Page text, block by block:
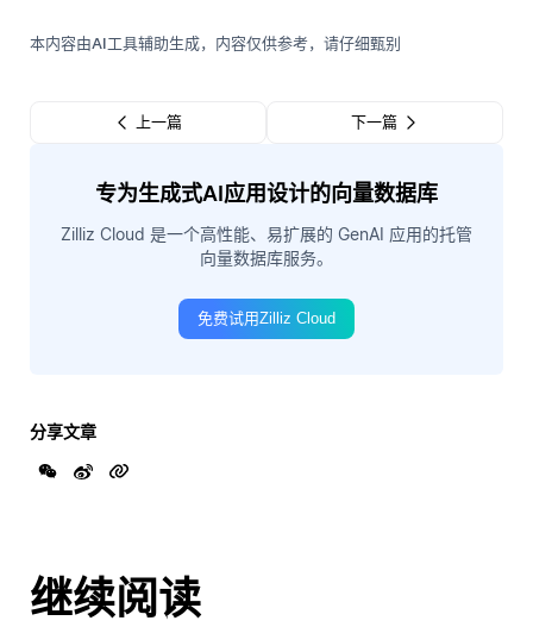
本内容由AI工具辅助生成，内容仅供参考，请仔细甄别
上一篇 下一篇
专为生成式AI应用设计的向量数据库
Zilliz Cloud 是一个高性能、易扩展的 GenAI 应用的托管
向量数据库服务。
免费试用Zilliz Cloud
分享文章
继续阅读